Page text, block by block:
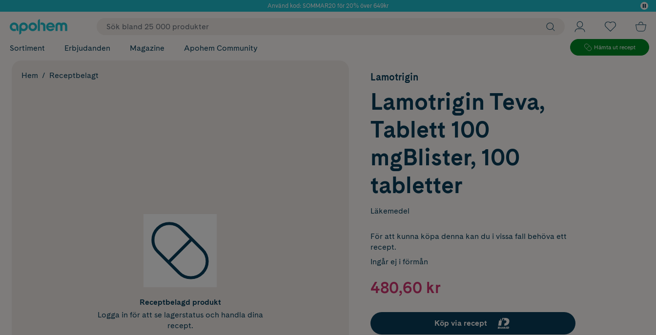
Använd kod: SOMMAR20 för 20% över 649kr
✓ Fri frakt
Sortiment Erbjudanden Magazine Apohem Community Hämta ut recept
Hem Receptbelagt
Receptbelagd produkt
Logga in för att se lagerstatus och handla dina
recept.
Lamotrigin
Lamotrigin Teva,
Tablett 100
mgBlister, 100
tabletter
Läkemedel
För att kunna köpa denna kan du i vissa fall behöva ett
recept.
Ingår ej i förmån
480,60 kr
Köp via recept